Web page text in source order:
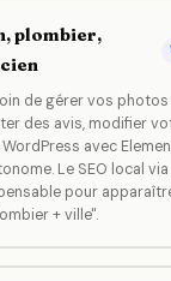
plombier,
de gérer vos
des avis, modifier
avec
Le SEO local via
pour
+ ville".